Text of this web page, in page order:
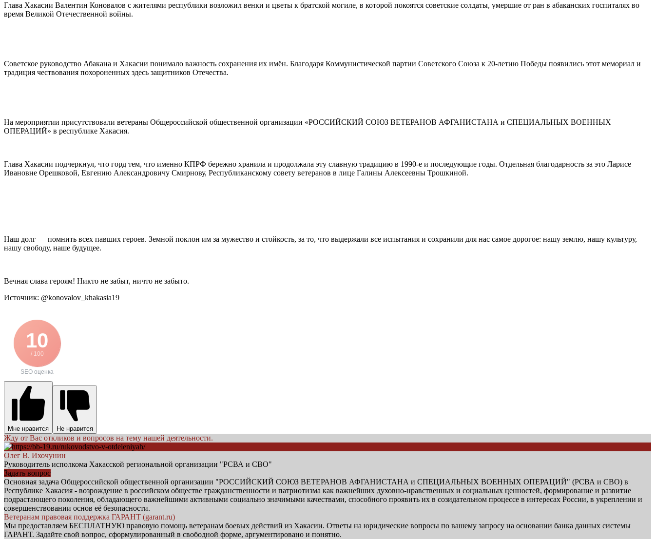
Глава Хакасии Валентин Коновалов с жителями республики возложил венки и цветы к братской могиле, в которой покоятся советские солдаты, умершие от ран в абаканских госпиталях во
время Великой Отечественной войны.
Советское руководство Абакана и Хакасии понимало важность сохранения их имён. Благодаря Коммунистической партии Советского Союза к 20-летию Победы появились этот мемориал и
традиция чествования похороненных здесь защитников Отечества.
На мероприятии присутствовали ветераны Общероссийской общественной организации «РОССИЙСКИЙ СОЮЗ ВЕТЕРАНОВ АФГАНИСТАНА и СПЕЦИАЛЬНЫХ ВОЕННЫХ
ОПЕРАЦИЙ» в республике Хакасия.
Глава Хакасии подчеркнул, что горд тем, что именно КПРФ бережно хранила и продолжала эту славную традицию в 1990-е и последующие годы. Отдельная благодарность за это Ларисе
Ивановне Орешковой, Евгению Александровичу Смирнову, Республиканскому совету ветеранов в лице Галины Алексеевны Трошкиной.
Наш долг — помнить всех павших героев. Земной поклон им за мужество и стойкость, за то, что выдержали все испытания и сохранили для нас самое дорогое: нашу землю, нашу культуру,
нашу свободу, наше будущее.
Вечная слава героям! Никто не забыт, ничто не забыто.
Источник: @konovalov_khakasia19
10
/ 100
SEO оценка
Мне нравится Не нравится
Жду от Вас откликов и вопросов на тему нашей деятельности.
Олег В. Ихочунин
Руководитель исполкома Хакасской региональной организации "РСВА и СВО"
Задать вопрос
Основная задача Общероссийской общественной организации "РОССИЙСКИЙ СОЮЗ ВЕТЕРАНОВ АФГАНИСТАНА и СПЕЦИАЛЬНЫХ ВОЕННЫХ ОПЕРАЦИЙ" (РСВА и СВО) в
Республике Хакасия - возрождение в российском обществе гражданственности и патриотизма как важнейших духовно-нравственных и социальных ценностей, формирование и развитие
подрастающего поколения, обладающего важнейшими активными социально значимыми качествами, способного проявить их в созидательном процессе в интересах России, в укреплении и
совершенствовании основ её безопасности.
Ветеранам правовая поддержка ГАРАНТ (garant.ru)
Мы предоставляем БЕСПЛАТНУЮ правовую помощь ветеранам боевых действий из Хакасии. Ответы на юридические вопросы по вашему запросу на основании банка данных системы
ГАРАНТ. Задайте свой вопрос, сформулированный в свободной форме, аргументировано и понятно.